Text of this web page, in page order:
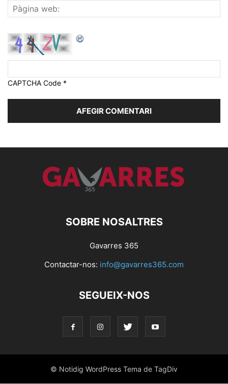
CAPTCHA Code *
SOBRE NOSALTRES
Gavarres 365
Contactar-nos: info@gavarres365.com
SEGUEIX-NOS
© Notidig WordPress Tema de TagDiv